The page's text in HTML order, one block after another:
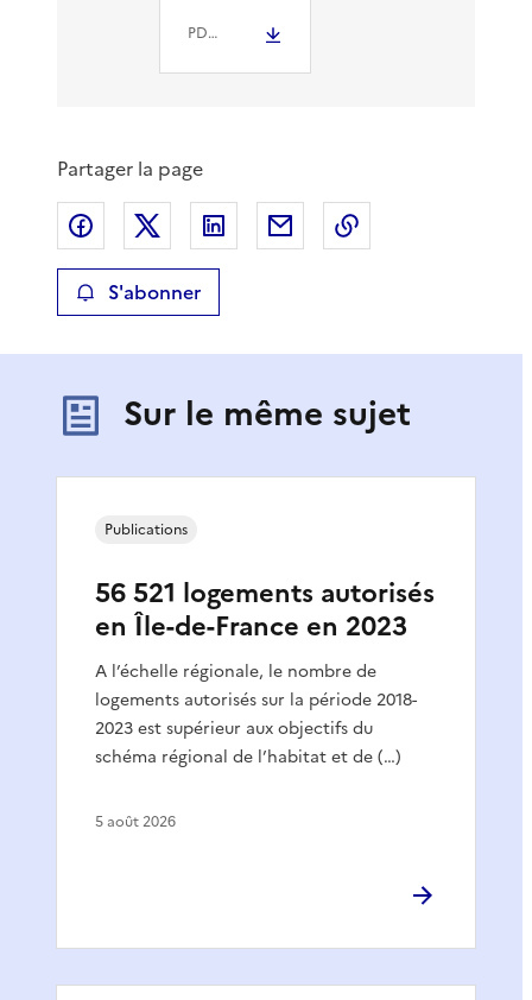
PDF- 773.8 kio
Partager la page
Partager sur Facebook
Partager sur XPartager sur LinkedIn
Partager par email
S'abonner
Sur le même sujet
56 521 logements autorisés
en Île-de-France en 2023
A l’échelle régionale, le nombre de
logements autorisés sur la période 2018-
2023 est supérieur aux objectifs du
schéma régional de l’habitat et de (…)
Publications
5 août 2026